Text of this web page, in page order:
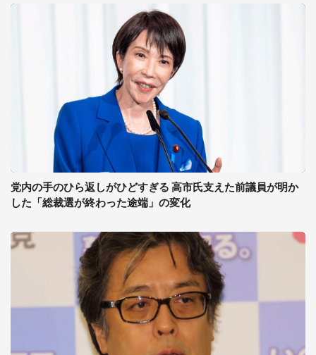
党内の手のひら返しがひどすぎる 高市氏支えた前議員が明か
した「総裁選が終わった途端」の変化